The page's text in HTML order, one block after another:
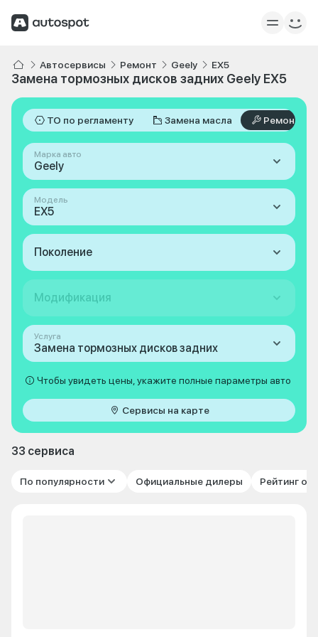
Автосервисы Ремонт Geely EX5
Замена тормозных дисков задних Geely EX5
ТО по регламенту Замена масла Ремонт
Марка авто
Geely
Модель
EX5
Поколение
Модификация
Услуга
Замена тормозных дисков задних
Чтобы увидеть цены, укажите полные параметры авто
Сервисы на карте
33 сервиса
По популярности Официальные дилеры Рейтинг